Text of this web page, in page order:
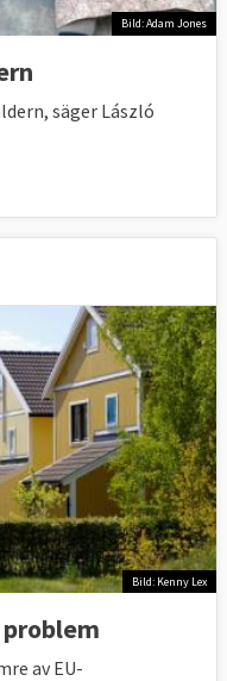
Bild: Adam Jones
säger László
Bild: Kenny Lex
problem
av EU-